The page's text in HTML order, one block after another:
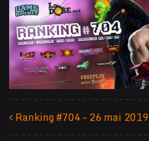
Ranking #704 – 26 mai 2019